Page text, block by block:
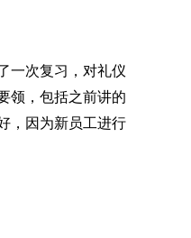
一次复习，对礼仪
领，包括之前讲的
，因为新员工进行